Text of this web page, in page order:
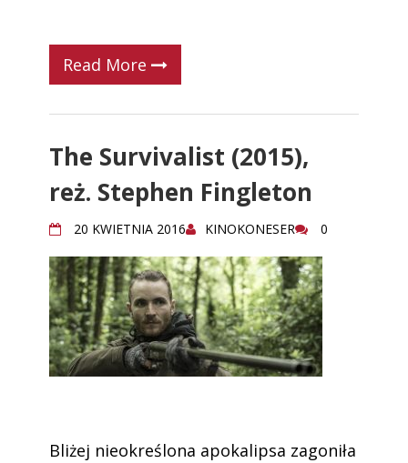
Read More
The Survivalist (2015),
reż. Stephen Fingleton
20 KWIETNIA 2016 KINOKONESER 0
Bliżej nieokreślona apokalipsa zagoniła